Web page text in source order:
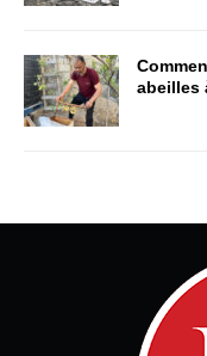
abeilles